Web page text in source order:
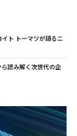
イト トーマツが語るニ
読み解く次世代の企